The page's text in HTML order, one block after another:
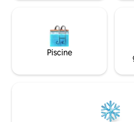
Piscine